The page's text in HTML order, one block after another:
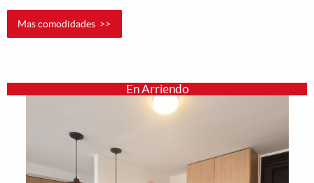
Mas comodidades >>
En Arriendo